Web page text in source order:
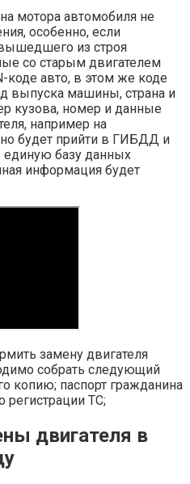
мотора автомобиля не
особенно, если
из строя
со старым двигателем
коде авто, в этом же коде
выпуска машины, страна и
кузова, номер и данные
например на
будет прийти в ГИБДД и
единую базу данных
информация будет
замену двигателя
собрать следующий
копию; паспорт гражданина
регистрации ТС;
двигателя в